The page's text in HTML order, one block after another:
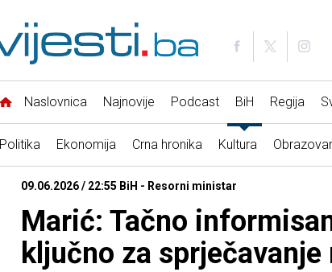
Naslovnica Najnovije Podcast BiH Regija
Politika Ekonomija Crna hronika Kultura
09.06.2026 / 22:55 BiH - Resorni ministar
Marić: Tačno
ključno za sprječavanje